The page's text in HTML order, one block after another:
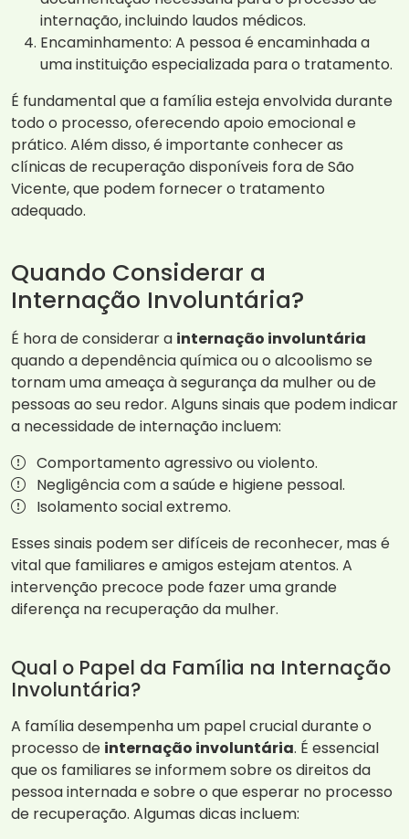
internação, incluindo laudos médicos.
Encaminhamento: A pessoa é encaminhada a
uma instituição especializada para o tratamento.
É fundamental que a família esteja envolvida durante
todo o processo, oferecendo apoio emocional e
prático. Além disso, é importante conhecer as
clínicas de recuperação disponíveis fora de São
Vicente, que podem fornecer o tratamento
adequado.
Quando Considerar a
Internação Involuntária?
É hora de considerar a internação involuntária
quando a dependência química ou o alcoolismo se
tornam uma ameaça à segurança da mulher ou de
pessoas ao seu redor. Alguns sinais que podem indicar
a necessidade de internação incluem:
Comportamento agressivo ou violento.
Negligência com a saúde e higiene pessoal.
Isolamento social extremo.
Esses sinais podem ser difíceis de reconhecer, mas é
vital que familiares e amigos estejam atentos. A
intervenção precoce pode fazer uma grande
diferença na recuperação da mulher.
Qual o Papel da Família na Internação
Involuntária?
A família desempenha um papel crucial durante o
processo de internação involuntária. É essencial
que os familiares se informem sobre os direitos da
pessoa internada e sobre o que esperar no processo
de recuperação. Algumas dicas incluem: